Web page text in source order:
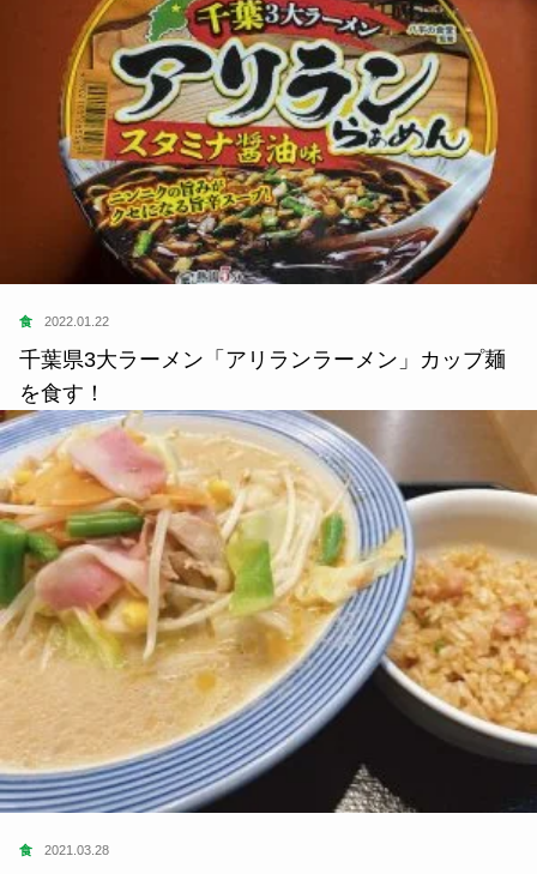
食 2022.01.22
千葉県3大ラーメン「アリランラーメン」カップ麺
を食す！
食 2021.03.28